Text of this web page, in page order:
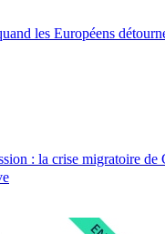
les Européens
: la crise migratoire de